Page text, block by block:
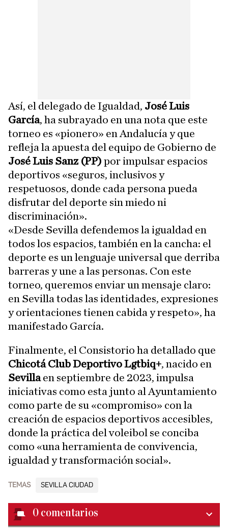
Así, el delegado de Igualdad, José Luis
García, ha subrayado en una nota que este
torneo es «pionero» en Andalucía y que
refleja la apuesta del equipo de Gobierno de
José Luis Sanz (PP) por impulsar espacios
deportivos «seguros, inclusivos y
respetuosos, donde cada persona pueda
disfrutar del deporte sin miedo ni
discriminación».
«Desde Sevilla defendemos la igualdad en
todos los espacios, también en la cancha: el
deporte es un lenguaje universal que derriba
barreras y une a las personas. Con este
torneo, queremos enviar un mensaje claro:
en Sevilla todas las identidades, expresiones
y orientaciones tienen cabida y respeto», ha
manifestado García.
Finalmente, el Consistorio ha detallado que
Chicotá Club Deportivo Lgtbiq+, nacido en
Sevillaen septiembre de 2023, impulsa
iniciativas como esta junto al Ayuntamiento
como parte de su «compromiso» con la
creación de espacios deportivos accesibles,
donde la práctica del voleibol se conciba
como «una herramienta de convivencia,
igualdad y transformación social».
TEMAS SEVILLA CIUDAD
0 comentarios